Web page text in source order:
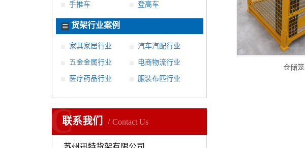
手推车 登高车
货架行业案例
家具家居行业 汽车汽配行业
五金金属行业 电商物流行业
医疗药品行业 服装布匹行业
联系我们 Contact Us
C
仓储笼